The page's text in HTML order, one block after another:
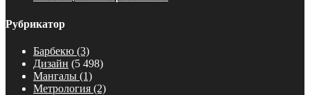
Рубрикатор
Барбекю (3)
Дизайн (5 498)
Мангалы (1)
Метрология (2)